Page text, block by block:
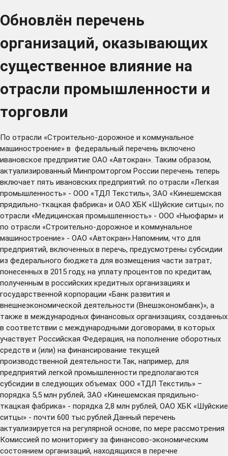
Обновлён перечень
организаций, оказывающих
существенное влияние на
отрасли промышленности и
торговли
По отрасли «Строительно-дорожное и коммунальное
машиностроение» в федеральный перечень включено
ивановское предприятие ОАО «Автокран». Таким образом,
актуализированный Минпромторгом России перечень теперь
включает пять ивановских предприятий: по отрасли «Легкая
промышленность» - ООО «ТДЛ Текстиль», ЗАО «Кинешемская
прядильно-ткацкая фабрика» и ОАО ХБК «Шуйские ситцы»; по
отрасли «Медицинская промышленность» - ООО «Ньюфарм» и
по отрасли «Строительно-дорожное и коммунальное
машиностроение» - ОАО «Автокран».Напомним, что для
предприятий, включенных в перечь, предусмотрены субсидии
из федерального бюджета для возмещения части затрат,
понесенных в 2015 году, на уплату процентов по кредитам,
полученным в российских кредитных организациях и
государственной корпорации «Банк развития и
внешнеэкономической деятельности (Внешэкономбанк)», а
также в международных финансовых организациях, созданных
в соответствии с международными договорами, в которых
участвует Российская Федерация, на пополнение оборотных
средств и (или) на финансирование текущей
производственной деятельности.Так, например, для
предприятий легкой промышленности предполагаются
субсидии в следующих объемах: ООО «ТДЛ Текстиль» –
порядка 5,5 млн рублей, ЗАО «Кинешемская прядильно-
ткацкая фабрика» - порядка 2,8 млн рублей, ОАО ХБК «Шуйские
ситцы» - почти 600 тыс.рублей.Данный перечень
актуализируется на регулярной основе, по мере рассмотрения
Комиссией по мониторингу за финансово-экономическим
состоянием организаций, находящихся в перечне